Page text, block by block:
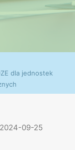
dla jednostek
09-25